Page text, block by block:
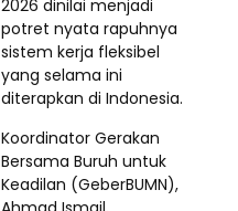
2026 dinilai menjadi
potret nyata rapuhnya
sistem kerja fleksibel
yang selama ini
diterapkan di Indonesia.
Koordinator Gerakan
Bersama Buruh untuk
Keadilan (GeberBUMN),